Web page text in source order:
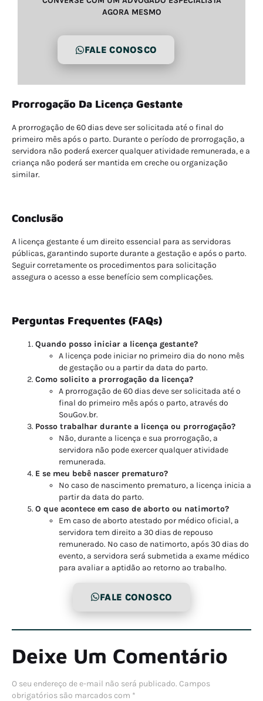
AGORA MESMO
FALE CONOSCO
Prorrogação Da Licença Gestante
A prorrogação de 60 dias deve ser solicitada até o final do
primeiro mês após o parto. Durante o período de prorrogação, a
servidora não poderá exercer qualquer atividade remunerada, e a
criança não poderá ser mantida em creche ou organização
similar.
Conclusão
A licença gestante é um direito essencial para as servidoras
públicas, garantindo suporte durante a gestação e após o parto.
Seguir corretamente os procedimentos para solicitação
assegura o acesso a esse benefício sem complicações.
Perguntas Frequentes (FAQs)
Quando posso iniciar a licença gestante?
A licença pode iniciar no primeiro dia do nono mês
de gestação ou a partir da data do parto.
Como solicito a prorrogação da licença?
A prorrogação de 60 dias deve ser solicitada até o
final do primeiro mês após o parto, através do
SouGov.br.
Posso trabalhar durante a licença ou prorrogação?
Não, durante a licença e sua prorrogação, a
servidora não pode exercer qualquer atividade
remunerada.
E se meu bebê nascer prematuro?
No caso de nascimento prematuro, a licença inicia a
partir da data do parto.
O que acontece em caso de aborto ou natimorto?
Em caso de aborto atestado por médico oficial, a
servidora tem direito a 30 dias de repouso
remunerado. No caso de natimorto, após 30 dias do
evento, a servidora será submetida a exame médico
para avaliar a aptidão ao retorno ao trabalho.
FALE CONOSCO
Deixe Um Comentário
O seu endereço de e-mail não será publicado. Campos
obrigatórios são marcados com *